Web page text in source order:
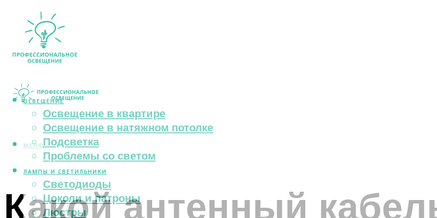
ОСВЕЩЕНИЕ
Освещение в квартире
Освещение в натяжном потолке
Подсветка
Проблемы со светом
ЛАМПЫ И СВЕТИЛЬНИКИ
Светодиоды
Цоколи и патроны
Люстры
МЕНЮ
Какой антенный